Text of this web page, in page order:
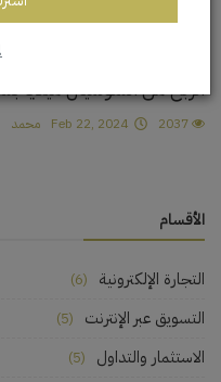
الربح من السوشيال ميديا
محمد
الأقسام
التجارة الإلكترونية (6)
التسويق عبر الإنترنت (5)
الاستثمار والتداول (5)